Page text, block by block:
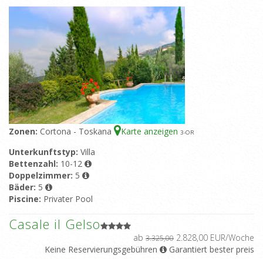
Zonen: Cortona - Toskana Karte anzeigen 3-OR
Unterkunftstyp: Villa
Bettenzahl: 10-12
Doppelzimmer: 5
Bäder: 5
Piscine: Privater Pool
Casale il Gelso
ab 3.325,00 2.828,00 EUR/Woche
Keine Reservierungsgebühren
Garantiert bester preis